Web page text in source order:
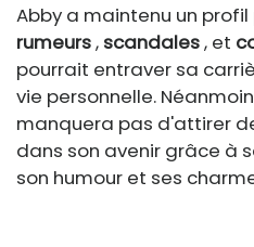
Abby a maintenu un
rumeurs, scandales, et
pourrait entraver sa
vie personnelle.
manquera pas d'attirer
dans son avenir grâce à
son humour et ses